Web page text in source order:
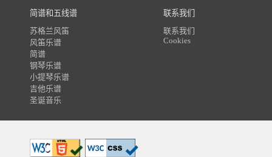
简谱和五线谱
苏格兰风笛
风笛乐谱
简谱
钢琴乐谱
小提琴乐谱
吉他乐谱
圣诞音乐
联系我们
联系我们
Cookies